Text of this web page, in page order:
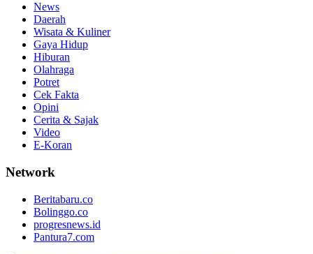
News
Daerah
Wisata & Kuliner
Gaya Hidup
Hiburan
Olahraga
Potret
Cek Fakta
Opini
Cerita & Sajak
Video
E-Koran
Network
Beritabaru.co
Bolinggo.co
progresnews.id
Pantura7.com